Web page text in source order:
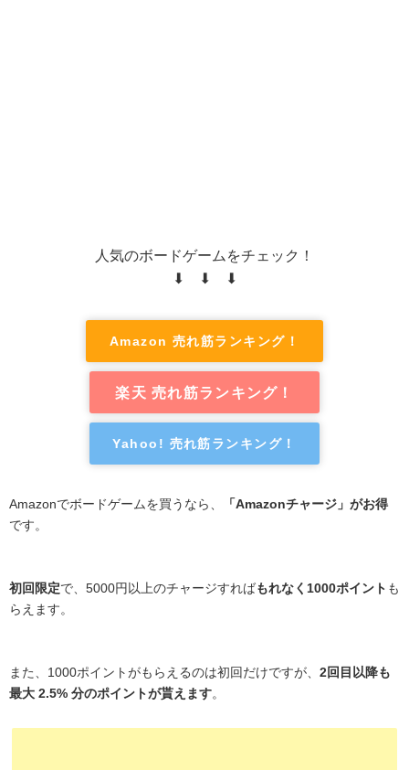
人気のボードゲームをチェック！
⬇ ⬇ ⬇
Amazon 売れ筋ランキング！
楽天 売れ筋ランキング！
Yahoo! 売れ筋ランキング！
Amazonでボードゲームを買うなら、
「Amazonチャージ」がお得
です。
初回限定で、5000円以上のチャージすればもれなく1000ポイント も
らえます。
また、1000ポイントがもらえるのは初回だけですが、 2回目以降も
最大 2.5% 分のポイントが貰えます。